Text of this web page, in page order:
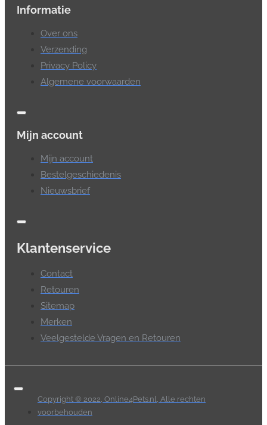
Informatie
Over ons
Verzending
Privacy Policy
Algemene voorwaarden
Mijn account
Mijn account
Bestelgeschiedenis
Nieuwsbrief
Klantenservice
Contact
Retouren
Sitemap
Merken
Veelgestelde Vragen en Retouren
Copyright © 2022, Online4Pets.nl, Alle rechten
voorbehouden